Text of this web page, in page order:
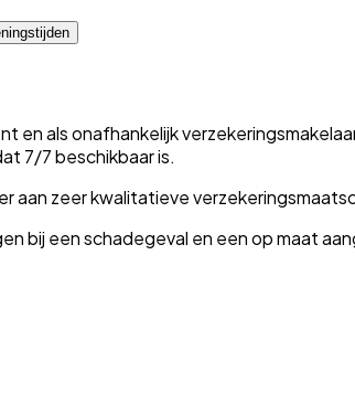
en als onafhankelijk
7/7 beschikbaar is.
aan zeer kwalitatieve
bij een schadegeval en een op maat